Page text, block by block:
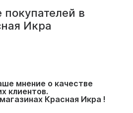
в
Икра
мнение о качестве
клиентов.
Красная Икра !